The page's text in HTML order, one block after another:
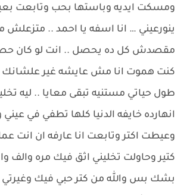
ومسكت ايديه وباستها بحب وتابعت
ينورعيني … انا اسفه يا احمد .. متزعلش
مقصدش كل ده يحصل .. انت لو كان
كنت هموت انا مش عايشه غير
طول حياتي مستنيه تبقى معايا .. ليه
انهارده خايفه الدنيا كلها تطفي في
وعيطت اكتر وتابعت انا عارفه ان انت
كتير وحاولت تخليني اثق فيك مره والف
بشك بس والله من كتر حبي فيك وغيرتي